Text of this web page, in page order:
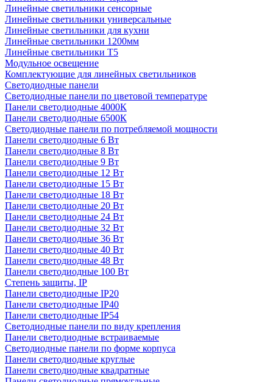
Линейные светильники сенсорные
Линейные светильники универсальные
Линейные светильники для кухни
Линейные светильники 1200мм
Линейные светильники Т5
Модульное освещение
Комплектующие для линейных светильников
Светодиодные панели
Светодиодные панели по цветовой температуре
Панели светодиодные 4000К
Панели светодиодные 6500К
Светодиодные панели по потребляемой мощности
Панели светодиодные 6 Вт
Панели светодиодные 8 Вт
Панели светодиодные 9 Вт
Панели светодиодные 12 Вт
Панели светодиодные 15 Вт
Панели светодиодные 18 Вт
Панели светодиодные 20 Вт
Панели светодиодные 24 Вт
Панели светодиодные 32 Вт
Панели светодиодные 36 Вт
Панели светодиодные 40 Вт
Панели светодиодные 48 Вт
Панели светодиодные 100 Вт
Степень защиты, IP
Панели светодиодные IP20
Панели светодиодные IP40
Панели светодиодные IP54
Светодиодные панели по виду крепления
Панели светодиодные встраиваемые
Светодиодные панели по форме корпуса
Панели светодиодные круглые
Панели светодиодные квадратные